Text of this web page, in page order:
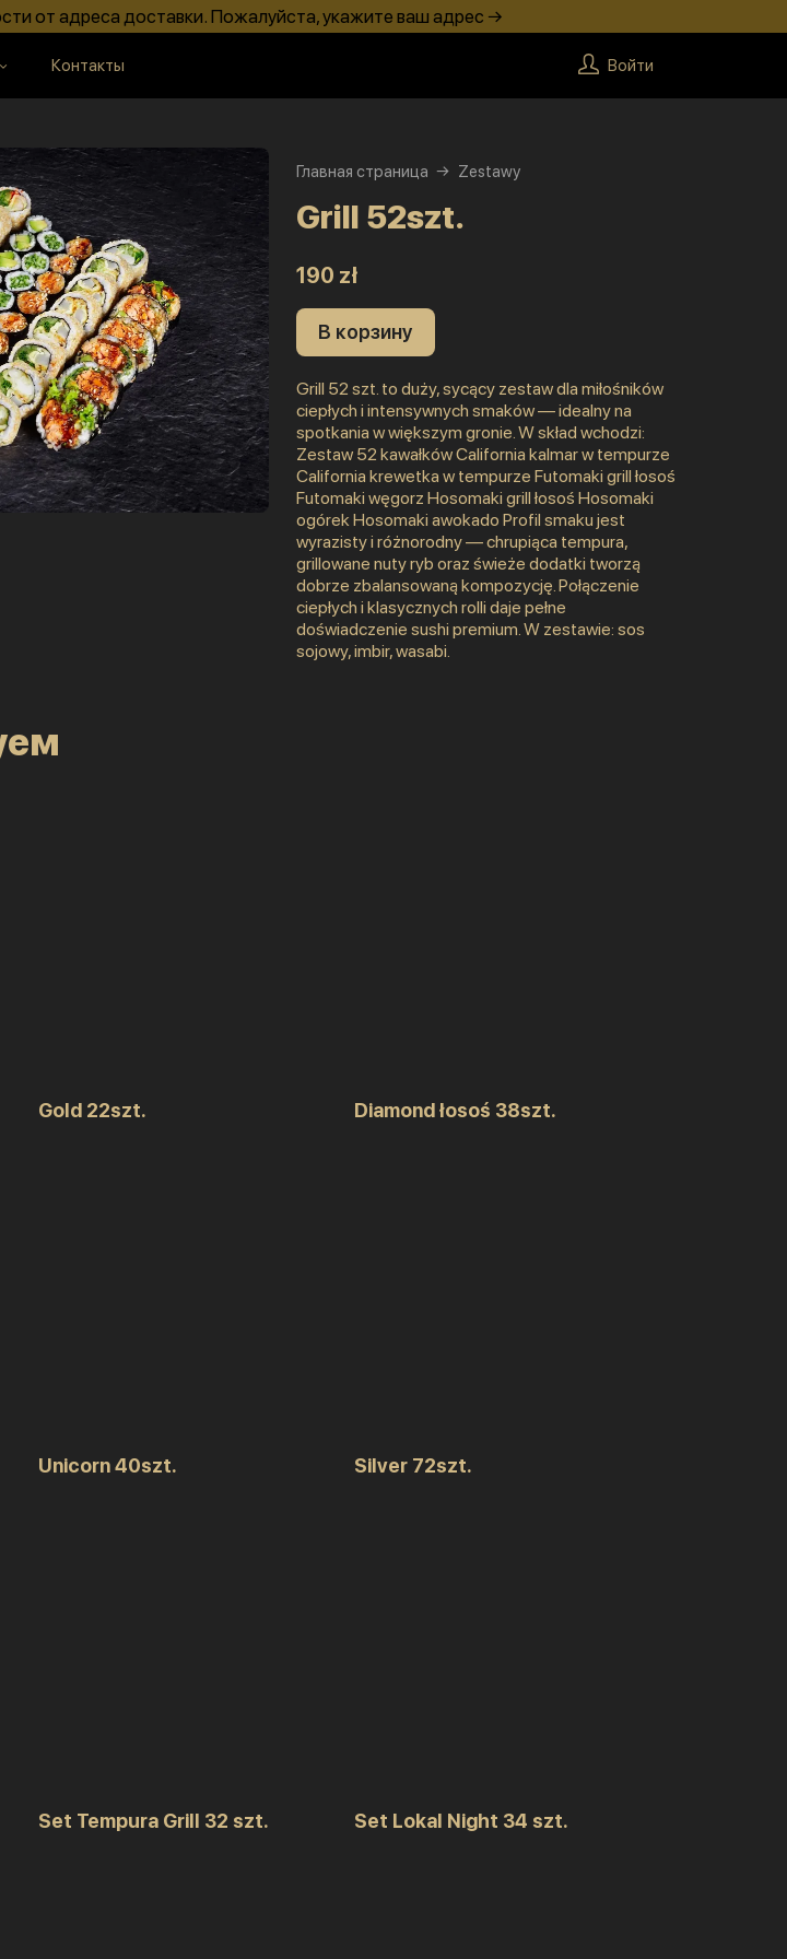
от адреса доставки. Пожалуйста, укажите ваш адрес →
Контакты Войти
Главная страница Zestawy
Grill 52szt.
190 zł
В корзину
Grill 52 szt. to duży, sycący zestaw dla miłośników
ciepłych i intensywnych smaków — idealny na
spotkania w większym gronie. W skład wchodzi:
Zestaw 52 kawałków California kalmar w tempurze
California krewetka w tempurze Futomaki grill łosoś
Futomaki węgorz Hosomaki grill łosoś Hosomaki
ogórek Hosomaki awokado Profil smaku jest
wyrazisty i różnorodny — chrupiąca tempura,
grillowane nuty ryb oraz świeże dodatki tworzą
dobrze zbalansowaną kompozycję. Połączenie
ciepłych i klasycznych rolli daje pełne
doświadczenie sushi premium. W zestawie: sos
sojowy, imbir, wasabi.
Gold 22szt. Diamond łosoś 38szt.
Unicorn 40szt. Silver 72szt.
Set Tempura Grill 32 szt. Set Lokal Night 34 szt.